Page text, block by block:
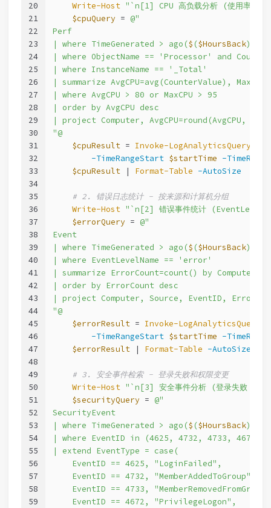
20
21
22
23
24
25
26
27
28
29
30
31
32
33
34
35
36
37
38
39
40
41
42
43
44
45
46
47
48
49
50
51
52
53
54
55
56
57
58
59
Write-Host "`n[1] CPU 高负载分析 (使用率 >
$cpuQuery = @"
Perf
| where TimeGenerated > ago($ ($HoursBack)h)
| where ObjectName == 'Processor' and
| where InstanceName == '_Total'
| summarize AvgCPU=avg(CounterValue),
| where AvgCPU > 80 or MaxCPU > 95
| order by AvgCPU desc
| project Computer, AvgCPU=round(AvgCPU, 1),
"@
$cpuResult = Invoke-LogAnalyticsQuery
-TimeRangeStart $startTime -
$cpuResult | Format-Table -AutoSize
# 2. 错误日志统计 - 按来源和计算机分组
Write-Host "`n[2] 错误事件统计
$errorQuery = @"
Event
| where TimeGenerated > ago($ ($HoursBack)h)
| where EventLevelName == 'error'
| summarize ErrorCount=count() by Computer,
| order by ErrorCount desc
| project Computer, Source, EventID,
"@
$errorResult = Invoke-LogAnalyticsQuery
-TimeRangeStart $startTime -
$errorResult | Format-Table -AutoSize
# 3. 安全事件检索 - 登录失败和权限变更
Write-Host "`n[3] 安全事件分析 (登录失败 + 权
$securityQuery = @"
SecurityEvent
| where TimeGenerated > ago($ ($HoursBack)h)
| where EventID in (4625, 4732, 4733, 4672)
| extend EventType = case(
    EventID == 4625, "LoginFailed",
    EventID == 4732, "MemberAddedToGroup",
EventID == 4733,
    EventID == 4672, "PrivilegeLogon",